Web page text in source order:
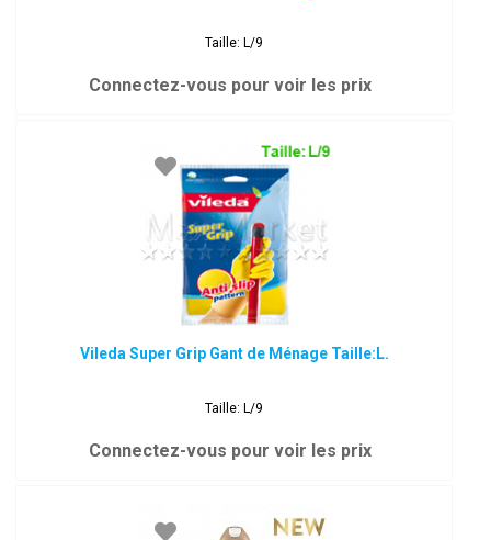
Taille: L/9
Connectez-vous pour voir les prix
Vileda Super Grip Gant de Ménage Taille:L.
Taille: L/9
Connectez-vous pour voir les prix